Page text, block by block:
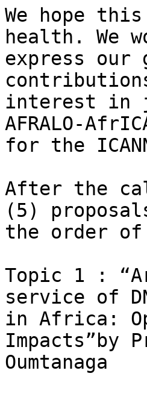
We hope
health. We
express
interest in
AFRALO-
for the
After the
(5)
the order
Topic 1 :
service of
in Africa:
Impacts”by
Oumtanaga